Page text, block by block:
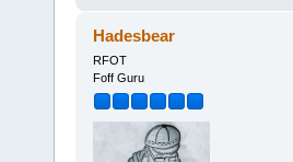
Hadesbear
RFOT
Foff Guru